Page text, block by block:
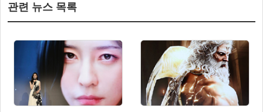
관련 뉴스 목록